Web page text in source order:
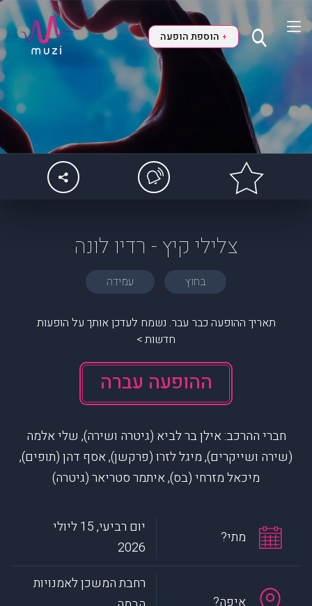
+ הוספת הופעה
צלילי קיץ - רדיו לונה
בחוץ עמידה
תאריך ההופעה כבר עבר. נשמח לעדכן אותך על הופעות
חדשות >
ההופעה עברה
חברי ההרכב: אילן בר לביא (גיטרה ושירה), שלי אלמה
(שירה ושייקרים), מיגל לזרו (פרקשן), אסף דהן (תופים),
מיכאל מזרחי (בס), איתמר סטריאר (גיטרה)
מתי?
יום רביעי, 15 ליולי
2026
איפה?
רחבת המשכן לאמנויות